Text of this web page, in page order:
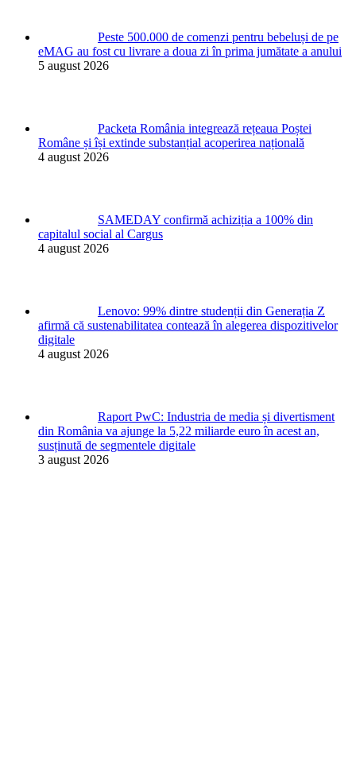
Peste 500.000 de comenzi pentru bebeluși de pe
eMAG au fost cu livrare a doua zi în prima jumătate a anului
5 august 2026
Packeta România integrează rețeaua Poștei
Române și își extinde substanțial acoperirea națională
4 august 2026
SAMEDAY confirmă achiziția a 100% din
capitalul social al Cargus
4 august 2026
Lenovo: 99% dintre studenții din Generația Z
afirmă că sustenabilitatea contează în alegerea dispozitivelor
digitale
4 august 2026
Raport PwC: Industria de media și divertisment
din România va ajunge la 5,22 miliarde euro în acest an,
susținută de segmentele digitale
3 august 2026